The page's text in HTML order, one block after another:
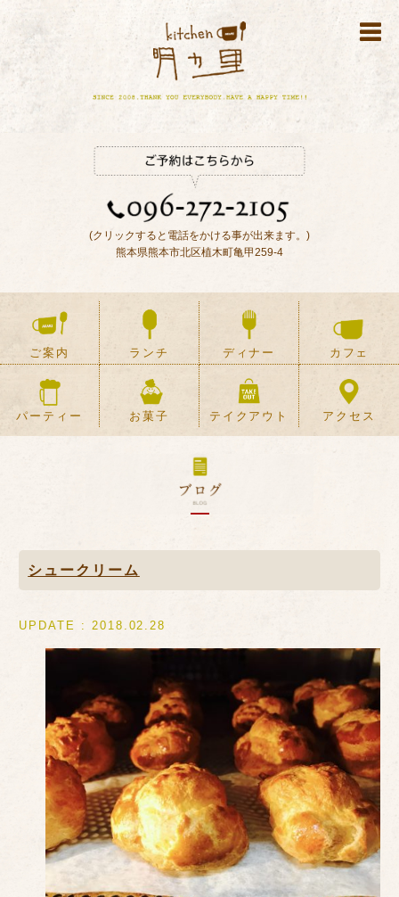
(クリックすると電話をかける事が出来ます。)
熊本県熊本市北区植木町亀甲259-4
ご案内 ランチ ディナー カフェ
パーティー お菓子 テイクアウト アクセス
シュークリーム
UPDATE : 2018.02.28